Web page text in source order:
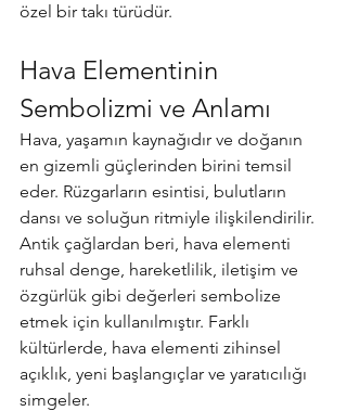
özel bir takı türüdür.
Hava Elementinin
Sembolizmi ve Anlamı
Hava, yaşamın kaynağıdır ve doğanın
en gizemli güçlerinden birini temsil
eder. Rüzgarların esintisi, bulutların
dansı ve soluğun ritmiyle ilişkilendirilir.
Antik çağlardan beri, hava elementi
ruhsal denge, hareketlilik, iletişim ve
özgürlük gibi değerleri sembolize
etmek için kullanılmıştır. Farklı
kültürlerde, hava elementi zihinsel
açıklık, yeni başlangıçlar ve yaratıcılığı
simgeler.